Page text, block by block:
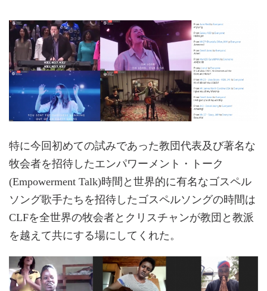
特に今回初めての試みであった教団代表及び著名な
牧会者を招待したエンパワーメント・トーク
(Empowerment Talk)時間と世界的に有名なゴスペル
ソング歌手たちを招待したゴスペルソングの時間は
CLFを全世界の牧会者とクリスチャンが教団と教派
を越えて共にする場にしてくれた。